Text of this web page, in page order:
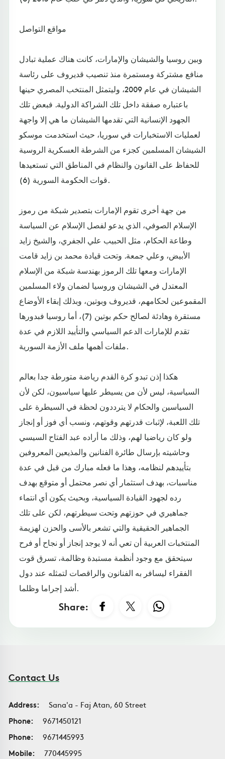
مواقع التواصل
وبين روسيا والشيشان والإمارات، كانت هناك عملية تبادل
منافع مشتركة ومستمرة منذ تنصيب قديروف على رئاسة
الشيشان في عام 2009، وليتمثل المنتخب المصري حينها
باعتباره صفقة داخل تلك الشراكة الدولية. فبعض تلك
الجهود الإنسانية التي تقدمها الشيشان ما هي إلا واجهة
لعمليات الاستخبارات في سوريا، حيث استخدمت موسكو
الشيشان المسلمين كجزء من الشرطة العسكرية الروسية
للحفاظ على القانون والنظام في المناطق التي تستعيدها
قوات الحكومة السورية (6).
من جهة أخرى تقوم الإمارات بتصدير شبكة من رموز
الإسلام الصوفي، الذي يدعو لفصل الإسلام عن السياسة
وطاعة الحكام، مثل الحبيب علي الجفري، والشيخ زايد
الأبيض، وعلي جمعة. وتحت قيادة محمد بن زايد قامت
الإمارات ومعها تلك الرموز بهندسة شبكة من الإسلام
المعتدل في الشيشان وروسيا لضمان ولاء المسلمين
المقموعين لحكامهم، قديروف وبوتين، وبذلك إبقاء الأوضاع
مستقرة وهادئة لصالح حكم بوتين (7)، أما روسيا فبدورها
تقدم للإمارات الدعم السياسي والتأييد اللازم في عدة
ملفات أهمها ملف الأزمة السورية.
هكذا إذن تبدو كرة القدم رياضة متورطة جدا بعالم
السياسية، ليس لأن من يسيطر عليها سياسيون، لكن لأن
السياسين والحكام لا يترددون لحظة في السيطرة على
تلك اللعبة، لإثبات قدرتهم وقوتهم، ونسب أي فوز أو إنجاز
ولو كان رياضيا لهم، وذلك ما أراده عبد الفتاح السيسي
وحاشيته بإرسال طائرة الفنانين والمذيعين المعروفين
بتأييدهم لنظامه، وهذا ما فعله مبارك من قبل في عدة
مناسبات، بهدف استثمار أي نصر محتمل أو متوقع بهدف
رده لجهود القيادة السياسية، وبحيث يكون أي انتماء
جماهيري في حوزتهم وتحت سيطرتهم، لكن على تلك
الجماهير الحقيقية والتي تشعر بالأسى والحزن لهزيمة
المنتخبات العربية أن تعي أنه لا يوجد إنجاز أو نجاح أو فرح
سيتحقق مع وجود أنظمة مستبدة وظالمة، تسرق قوت
الفقراء ليسافر به الفنانون والراقصات لتمثله عند دول
أشد إجراما وظلما.
Share:
Contact Us
Address:
Sana'a - Faj Atan, 60 Street
Phone:
9671450121
Phone:
9671445993
Mobile:
770445995